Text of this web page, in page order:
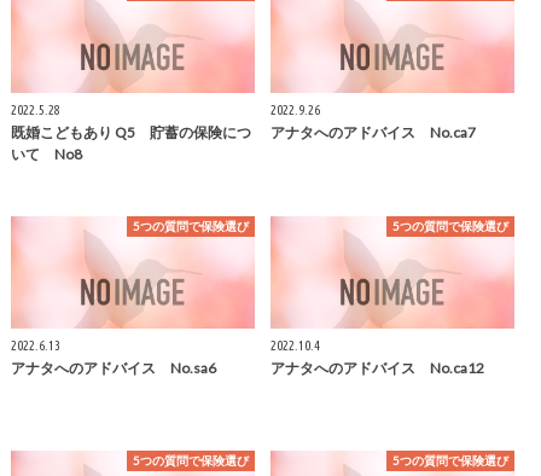
2022.5.28
既婚こどもあり Q5 貯蓄の保険につ
いて No8
2022.9.26
アナタへのアドバイス No.ca7
5つの質問で保険選び
2022.6.13
アナタへのアドバイス No.sa6
5つの質問で保険選び
2022.10.4
アナタへのアドバイス No.ca12
5つの質問で保険選び 5つの質問で保険選び